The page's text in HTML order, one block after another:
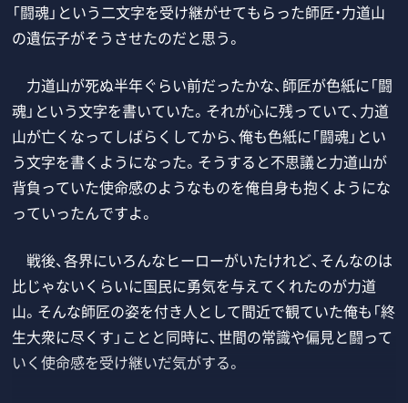
「闘魂」という二文字を受け継がせてもらった師匠・力道山
の遺伝子がそうさせたのだと思う。
力道山が死ぬ半年ぐらい前だったかな、師匠が色紙に「闘
魂」という文字を書いていた。それが心に残っていて、力道
山が亡くなってしばらくしてから、俺も色紙に「闘魂」とい
う文字を書くようになった。そうすると不思議と力道山が
背負っていた使命感のようなものを俺自身も抱くようにな
っていったんですよ。
戦後、各界にいろんなヒーローがいたけれど、そんなのは
比じゃないくらいに国民に勇気を与えてくれたのが力道
山。そんな師匠の姿を付き人として間近で観ていた俺も「終
生大衆に尽くす」ことと同時に、世間の常識や偏見と闘って
いく使命感を受け継いだ気がする。